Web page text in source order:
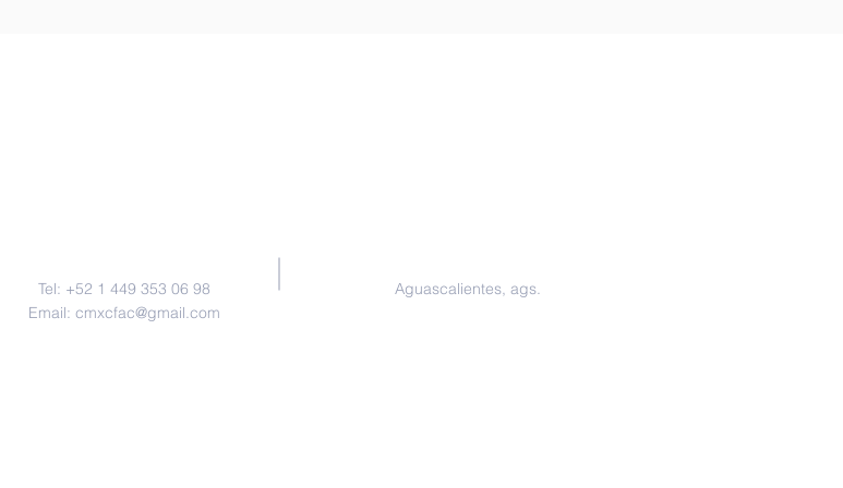
Tel: +52 1 449 353 06 98
Email: cmxcfac@gmail.com
Aguascalientes, ags.